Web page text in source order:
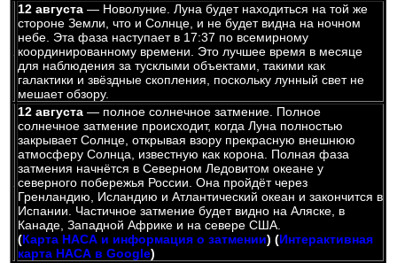
12 августа— Новолуние. Луна будет находиться на той же
стороне Земли, что и Солнце, и не будет видна на ночном
небе. Эта фаза наступает в 17:37 по всемирному
координированному времени. Это лучшее время в месяце
для наблюдения за тусклыми объектами, такими как
галактики и звёздные скопления, поскольку лунный свет не
мешает обзору.
12 августа— полное солнечное затмение. Полное
солнечное затмение происходит, когда Луна полностью
закрывает Солнце, открывая взору прекрасную внешнюю
атмосферу Солнца, известную как корона. Полная фаза
затмения начнётся в Северном Ледовитом океане у
северного побережья России. Она пройдёт через
Гренландию, Исландию и Атлантический океан и закончится в
Испании. Частичное затмение будет видно на Аляске, в
Канаде, Западной Африке и на севере США.
(Карта НАСА и информация о затмении) (Интерактивная
карта НАСА в Google)